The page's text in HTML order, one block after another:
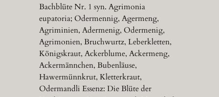
Bachblüte Nr. 1 syn. Agrimonia
eupatoria; Odermennig, Agermeng,
Agriminien, Adermenig, Odermenig,
Agrimonien, Bruchwurtz, Leberkletten,
Königskraut, Ackerblume, Ackermeng,
Ackermännchen, Bubenläuse,
Hawermünnkrut, Kletterkraut,
Odermandli Essenz: Die Blüte der